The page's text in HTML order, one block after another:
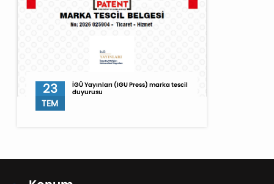
23
TEM
İGÜ Yayınları (IGU Press) marka tescil
duyurusu